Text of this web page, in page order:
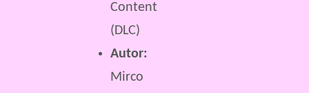
Content
(DLC)
Autor:
Mirco